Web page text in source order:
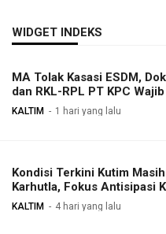
WIDGET INDEKS
MA Tolak Kasasi ESDM,
dan RKL-RPL PT KPC
KALTIM 1 hari yang lalu
Kondisi Terkini Kutim
Karhutla, Fokus Antisipasi
KALTIM 4 hari yang lalu